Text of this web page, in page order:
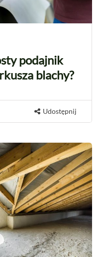
podajnik
blachy?
Udostępnij